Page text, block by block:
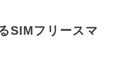
SIMフリースマ